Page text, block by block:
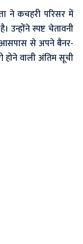
ने कचहरी परिसर में
उन्होंने स्पष्ट चेतावनी
आसपास से अपने बैनर-
होने वाली अंतिम सूची